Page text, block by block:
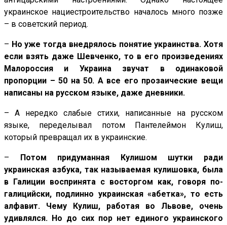
украинское нациестроительство началось много позже
– в советский период.
– Но уже тогда внедрялось понятие украинства. Хотя
если взять даже Шевченко, то в его произведениях
Малороссия и Украина звучат в одинаковой
пропорции – 50 на 50. А все его прозаические вещи
написаны на русском языке, даже дневники.
– А нередко слабые стихи, написанные на русском
языке, переделывал потом Пантелеймон Кулиш,
который превращал их в украинские.
– Потом придуманная Кулишом шутки ради
украинская азбука, так называемая кулишовка, была
в Галиции воспринята с восторгом как, говоря по-
галицийски, подлинно украинская «абетка», то есть
алфавит. Чему Кулиш, работая во Львове, очень
удивлялся. Но до сих пор нет единого украинского